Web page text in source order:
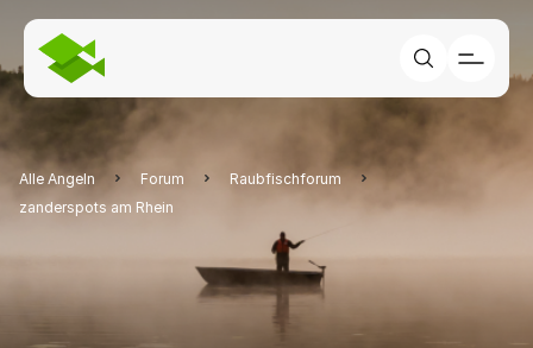
Alle Angeln Forum
Raubfischforum
zanderspots am Rhein